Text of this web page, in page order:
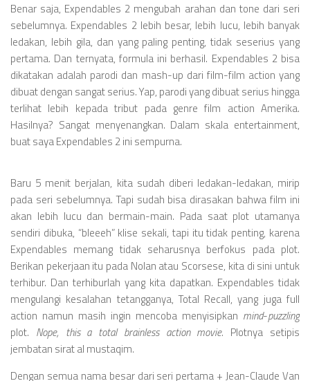
Benar saja, Expendables 2 mengubah arahan dan tone dari seri
sebelumnya. Expendables 2 lebih besar, lebih lucu, lebih banyak
ledakan, lebih gila, dan yang paling penting, tidak seserius yang
pertama. Dan ternyata, formula ini berhasil. Expendables 2 bisa
dikatakan adalah parodi dan mash-up dari film-film action yang
dibuat dengan sangat serius. Yap, parodi yang dibuat serius hingga
terlihat lebih kepada tribut pada genre film action Amerika.
Hasilnya? Sangat menyenangkan. Dalam skala entertainment,
buat saya Expendables 2 ini sempurna.
Baru 5 menit berjalan, kita sudah diberi ledakan-ledakan, mirip
pada seri sebelumnya. Tapi sudah bisa dirasakan bahwa film ini
akan lebih lucu dan bermain-main. Pada saat plot utamanya
sendiri dibuka, “bleeeh” klise sekali, tapi itu tidak penting, karena
Expendables memang tidak seharusnya berfokus pada plot.
Berikan pekerjaan itu pada Nolan atau Scorsese, kita di sini untuk
terhibur. Dan terhiburlah yang kita dapatkan. Expendables tidak
mengulangi kesalahan tetangganya, Total Recall, yang juga full
action namun masih ingin mencoba menyisipkan mind-puzzling
plot. Nope, this a total brainless action movie. Plotnya setipis
jembatan sirat al mustaqim.
Dengan semua nama besar dari seri pertama + Jean-Claude Van